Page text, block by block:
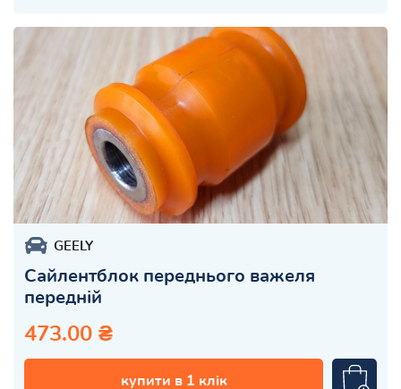
GEELY
Сайлентблок переднього важеля
передній
473.00 ₴
купити в 1 клік